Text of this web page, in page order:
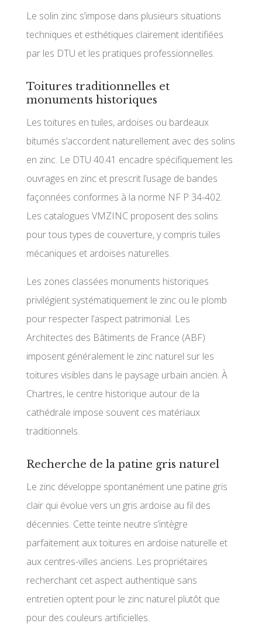
Le solin zinc s’impose dans plusieurs situations
techniques et esthétiques clairement identifiées
par les DTU et les pratiques professionnelles.
Toitures traditionnelles et
monuments historiques
Les toitures en tuiles, ardoises ou bardeaux
bitumés s’accordent naturellement avec des solins
en zinc. Le DTU 40.41 encadre spécifiquement les
ouvrages en zinc et prescrit l’usage de bandes
façonnées conformes à la norme NF P 34-402.
Les catalogues VMZINC proposent des solins
pour tous types de couverture, y compris tuiles
mécaniques et ardoises naturelles.
Les zones classées monuments historiques
privilégient systématiquement le zinc ou le plomb
pour respecter l’aspect patrimonial. Les
Architectes des Bâtiments de France (ABF)
imposent généralement le zinc naturel sur les
toitures visibles dans le paysage urbain ancien. À
Chartres, le centre historique autour de la
cathédrale impose souvent ces matériaux
traditionnels.
Recherche de la patine gris naturel
Le zinc développe spontanément une patine gris
clair qui évolue vers un gris ardoise au fil des
décennies. Cette teinte neutre s’intègre
parfaitement aux toitures en ardoise naturelle et
aux centres-villes anciens. Les propriétaires
recherchant cet aspect authentique sans
entretien optent pour le zinc naturel plutôt que
pour des couleurs artificielles.